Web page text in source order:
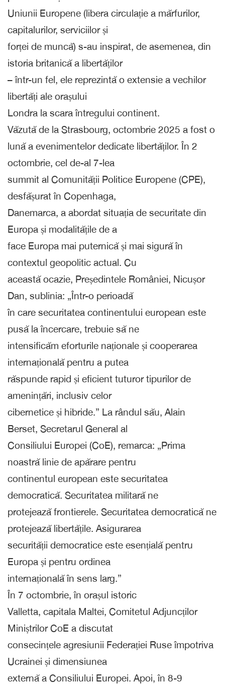
Uniunii Europene (libera circulație a mărfurilor,
capitalurilor, serviciilor și
forței de muncă) s-au inspirat, de asemenea, din
istoria britanică a libertăților
– într-un fel, ele reprezintă o extensie a vechilor
libertăți ale orașului
Londra la scara întregului continent.
Văzută de la Strasbourg, octombrie 2025 a fost o
lună a evenimentelor dedicate libertăților. În 2
octombrie, cel de-al 7-lea
summit al Comunității Politice Europene (CPE),
desfășurat în Copenhaga,
Danemarca, a abordat situația de securitate din
Europa și modalitățile de a
face Europa mai puternică și mai sigură în
contextul geopolitic actual. Cu
această ocazie, Președintele României, Nicușor
Dan, sublinia: „Într-o perioadă
în care securitatea continentului european este
pusă la încercare, trebuie să ne
intensificăm eforturile naționale și cooperarea
internațională pentru a putea
răspunde rapid și eficient tuturor tipurilor de
amenințări, inclusiv celor
cibernetice și hibride.” La rândul său, Alain
Berset, Secretarul General al
Consiliului Europei (CoE), remarca: „Prima
noastră linie de apărare pentru
continentul european este securitatea
democratică. Securitatea militară ne
protejează frontierele. Securitatea democratică ne
protejează libertățile. Asigurarea
securității democratice este esențială pentru
Europa și pentru ordinea
internațională în sens larg.”
În 7 octombrie, în orașul istoric
Valletta, capitala Maltei, Comitetul Adjuncților
Miniștrilor CoE a discutat
consecințele agresiunii Federației Ruse împotriva
Ucrainei și dimensiunea
externă a Consiliului Europei. Apoi, în 8-9